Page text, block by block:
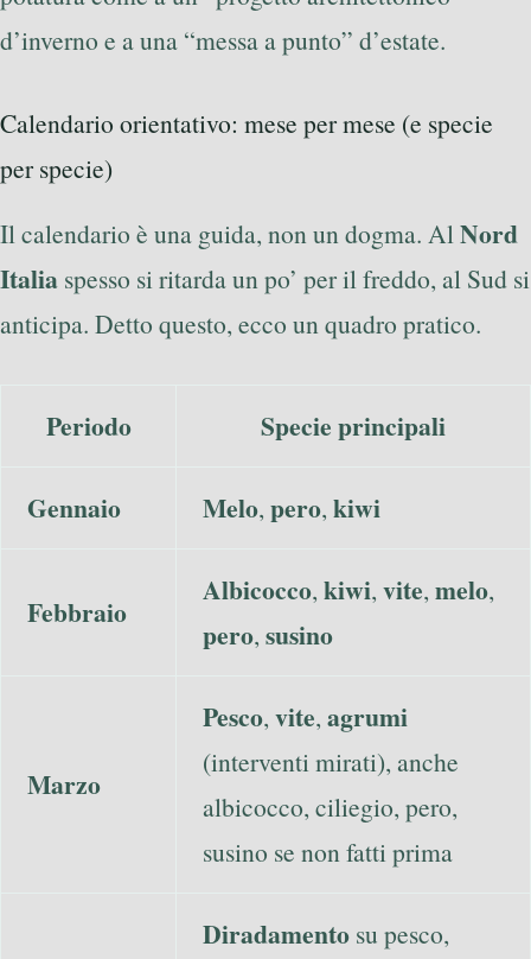
d’inverno e a una “messa a punto” d’estate.
Calendario orientativo: mese per mese (e specie
per specie)
Il calendario è una guida, non un dogma. Al Nord
Italia spesso si ritarda un po’ per il freddo, al Sud si
anticipa. Detto questo, ecco un quadro pratico.
Periodo Specie principali
Gennaio Melo, pero, kiwi
Febbraio
Albicocco, kiwi, vite, melo,
pero, susino
Marzo
Pesco, vite, agrumi
(interventi mirati), anche
albicocco, ciliegio, pero,
susino se non fatti prima
Diradamentosu pesco,